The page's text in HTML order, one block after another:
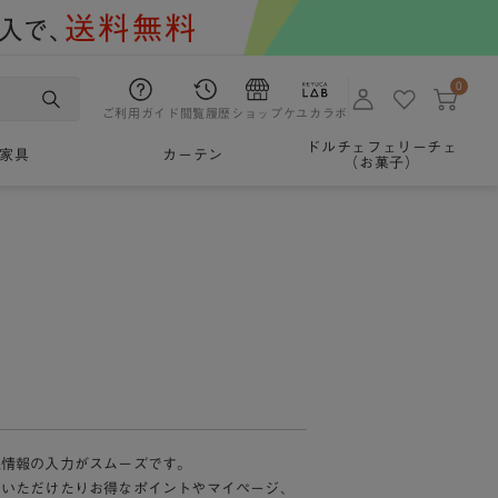
ご利用ガイド 閲覧履歴 ショップケユカラボ
0
家具 カーテン
ドルチェフェリーチェ
（お菓子）
報の入力がスムーズです。
ただけたりお得なポイントやマイページ、